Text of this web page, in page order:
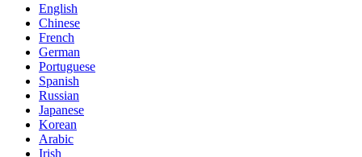
English
Chinese
French
German
Portuguese
Spanish
Russian
Japanese
Korean
Arabic
Irish